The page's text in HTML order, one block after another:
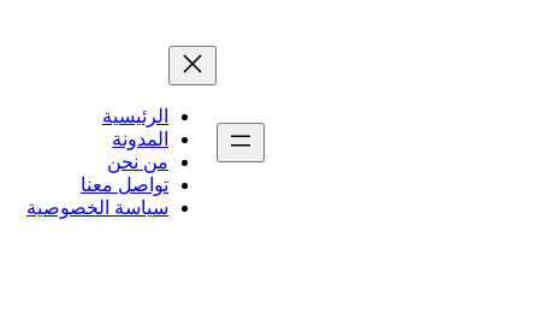
الرئيسية
المدونة
من نحن
تواصل معنا
سياسة الخصوصية